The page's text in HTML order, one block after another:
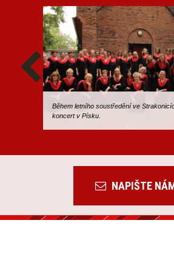
Během letního soustředění ve
koncert v Písku.
NAPIŠTE